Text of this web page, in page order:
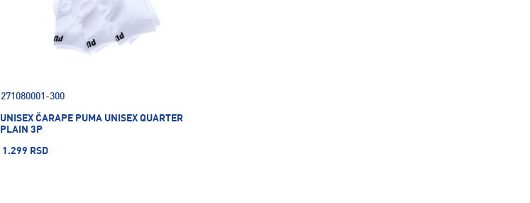
271080001-300
UNISEX ČARAPE PUMA UNISEX QUARTER
PLAIN 3P
1.299 RSD